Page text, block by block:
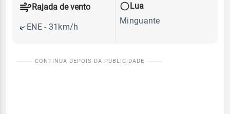
Rajada de vento
ENE - 31km/h
Lua
Minguante